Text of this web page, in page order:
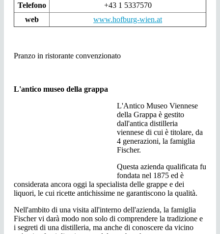
Telefono
+43 1 5337570
web
www.hofburg-wien.at
Pranzo in ristorante convenzionato
L'antico museo della grappa
L'Antico Museo Viennese
della Grappa è gestito
dall'antica distilleria
viennese di cui è titolare, da
4 generazioni, la famiglia
Fischer.
Questa azienda qualificata fu
fondata nel 1875 ed è
considerata ancora oggi la specialista delle grappe e dei
liquori, le cui ricette antichissime ne garantiscono la qualità.
Nell'ambito di una visita all'interno dell'azienda, la famiglia
Fischer vi darà modo non solo di comprendere la tradizione e
i segreti di una distilleria, ma anche di conoscere da vicino